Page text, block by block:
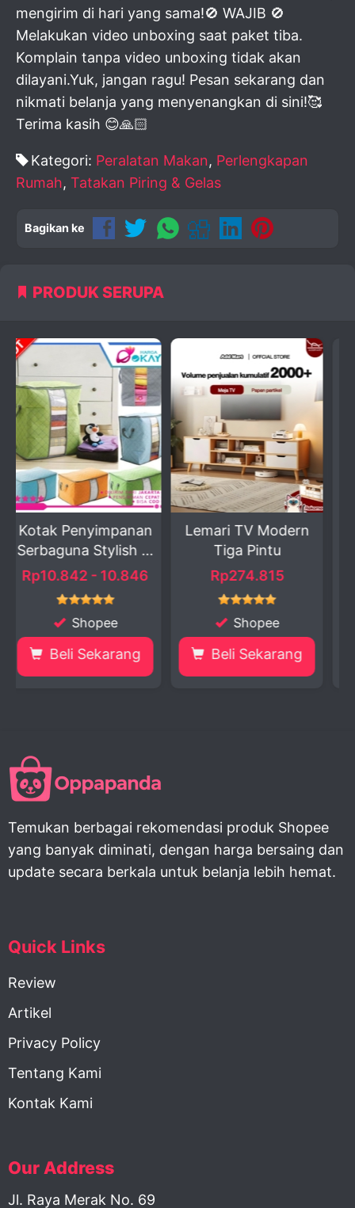
mengirim di hari yang sama!🚫 WAJIB 🚫
Melakukan video unboxing saat paket tiba.
Komplain tanpa video unboxing tidak akan
dilayani.Yuk, jangan ragu! Pesan sekarang dan
nikmati belanja yang menyenangkan di sini!🥰
Terima kasih 😊🙏🏻
Kategori: Peralatan Makan, Perlengkapan
Rumah, Tatakan Piring & Gelas
Bagikan ke
PRODUK SERUPA
...
10.846
Lemari TV Modern
Tiga Pintu
Rp274.815
Beli Sekarang
Cat Tembok
1KG Patria Paint
Rp8.486 -
Beli
Temukan berbagai rekomendasi produk Shopee
yang banyak diminati, dengan harga bersaing dan
update secara berkala untuk belanja lebih hemat.
Quick Links
Review
Artikel
Privacy Policy
Tentang Kami
Kontak Kami
Our Address
Jl. Raya Merak No. 69